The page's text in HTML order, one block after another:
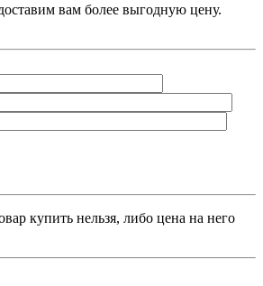
вам более выгодную цену.
купить нельзя, либо цена на него